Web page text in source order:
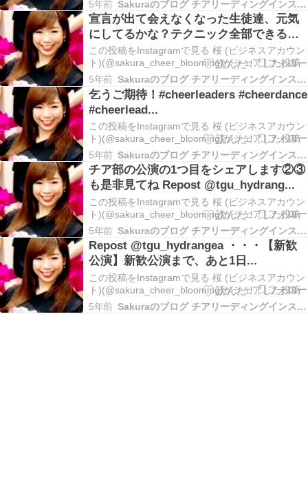
5年前 Sakuraのブログ チアリーディングインストラクターコーチ
宣言が出て会えなくなった生徒達、元気
にしてるかな？テクニック全部できるよ
うになった？笑 す...
この投稿をInstagramで見る 桜 (ビジネスアカウン
ト)(@sakura_cheer_blooming)がシェアした投稿
5年前
Sakuraのブログ チアリーディングインストラクターコーチ
乞うご期待！#cheerleaders #cheerdance
#cheerlead...
この投稿をInstagramで見る 桜 (ビジネスアカウン
ト)(@sakura_cheer_blooming)がシェアした投稿
5年前
Sakuraのブログ チアリーディングインストラクターコーチ
チア部の公演の1つ目をシェアします②③
も是非見てね Repost @tgu_hydrang...
この投稿をInstagramで見る 桜 (ビジネスアカウン
ト)(@sakura_cheer_blooming)がシェアした投稿
5年前
Sakuraのブログ チアリーディングインストラクターコーチ
Repost @tgu_hydrangea ・・・【新歓
公演】新歓公演まで、あと1日...
この投稿をInstagramで見る 桜 (ビジネスアカウン
ト)(@sakura_cheer_blooming)がシェアした投稿
5年前
Sakuraのブログ チアリーディングインストラクターコーチ